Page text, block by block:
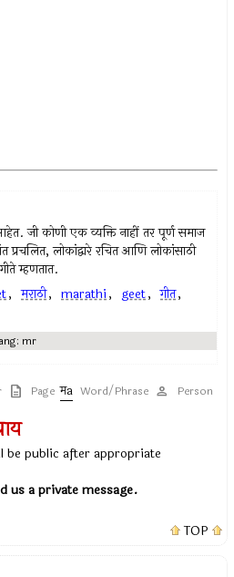
जी कोणी एक व्यक्ति नाहीं तर पूर्ण समाज
प्रचलित, लोकांद्वारे रचित आणि लोकांसाठी
म्हणतात.
, मराठी, marathi, geet, गीत,
mr
Page Word/Phrase Person
public after appropriate
us a private message.
TOP